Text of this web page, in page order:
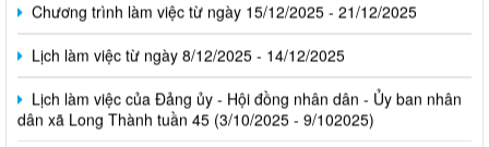
THÔNG BÁO
Thông báo khám sức khỏe toàn dân cho trẻ em dưới 6 tuổi
Niêm yết công khai Phương án bồi thường, hỗ trợ Nâng cấp,